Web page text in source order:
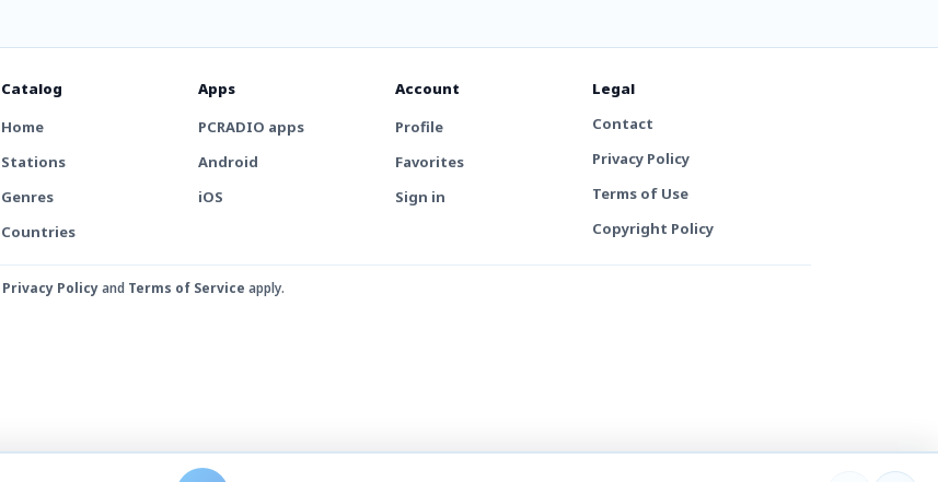
Catalog
Home
Stations
Genres
Countries
Apps
PCRADIO apps
Android
iOS
Account
Profile
Favorites
Sign in
Legal
Contact
Privacy Policy
Terms of Use
Copyright Policy
Privacy Policyand Terms of Service apply.